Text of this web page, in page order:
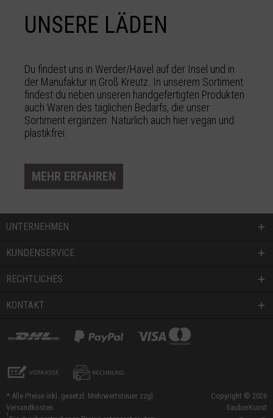
UNSERE LÄDEN
Du findest uns in Werder/Havel auf der Insel und in
der Manufaktur in Groß Kreutz. In unserem Sortiment
findest du neben unseren handgefertigten Produkten
auch Waren des täglichen Bedarfs, die unser
Sortiment ergänzen. Natürlich auch hier vegan und
plastikfrei.
MEHR ERFAHREN
UNTERNEHMEN
KUNDENSERVICE
RECHTLICHES
KONTAKT
* Alle Preise inkl. gesetzl. Mehrwertsteuer zzgl.
Versandkosten
1
Copyright © 2026
SauberKunst